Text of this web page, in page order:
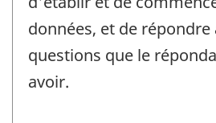
données, et de répondre
questions que le
avoir.